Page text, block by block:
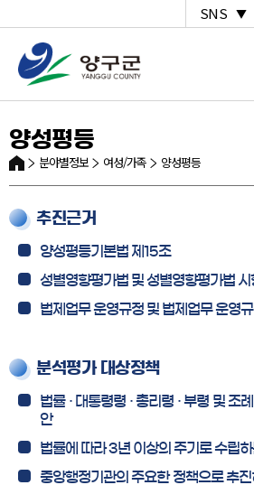
SNS ▼
양성평등
분야별정보 여성/가족 양성평등
추진근거
양성평등기본법 제15조
성별영향평가법 및 성별영향평가법 시
법제업무 운영규정 및 법제업무 운영
분석평가 대상정책
법률 · 대통령령 · 총리령 · 부령 및 조
안
법률에 따라 3년 이상의 주기로 수립
중앙행정기관의 주요한 정책으로 추